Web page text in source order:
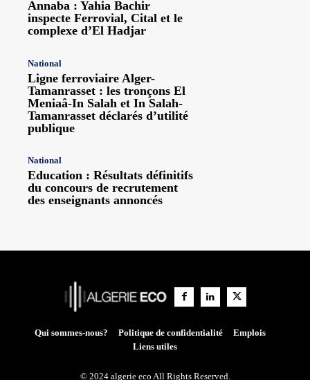
Annaba : Yahia Bachir
inspecte Ferrovial, Cital et le
complexe d’El Hadjar
National
Ligne ferroviaire Alger-
Tamanrasset : les tronçons El
Meniaâ-In Salah et In Salah-
Tamanrasset déclarés d’utilité
publique
National
Education : Résultats définitifs
du concours de recrutement
des enseignants annoncés
Qui sommes-nous? Politique de confidentialité
Emplois
Liens utiles
© 2024 algerie eco All Rights Reserved.